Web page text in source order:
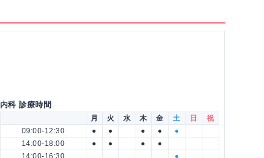
内科 診療時間
月 火 水 木 金 土 日
祝
09:00-12:30
● ● ● ●
●
14:00-18:00
● ● ●
●
14:00-16:30
●